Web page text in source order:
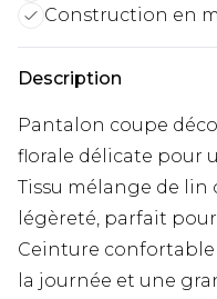
Construction en
Description
Pantalon coupe
florale délicate pour
Tissu mélange de
légèreté, parfait
Ceinture
la journée et une